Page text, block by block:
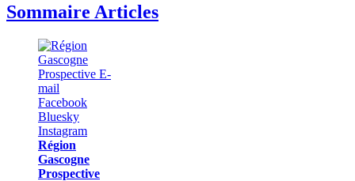
Sommaire Articles
Région
Gascogne
Prospective